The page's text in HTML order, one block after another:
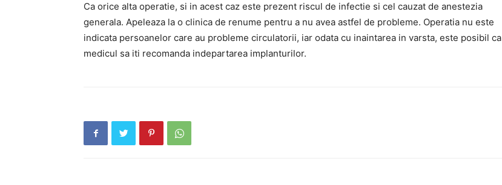
Ca orice alta operatie, si in acest caz este prezent riscul de infectie si cel cauzat de anestezia
generala. Apeleaza la o clinica de renume pentru a nu avea astfel de probleme. Operatia nu este
indicata persoanelor care au probleme circulatorii, iar odata cu inaintarea in varsta, este posibil ca
medicul sa iti recomanda indepartarea implanturilor.